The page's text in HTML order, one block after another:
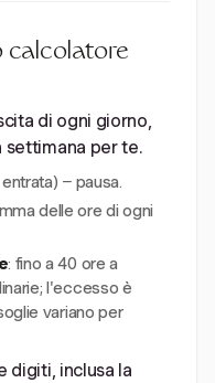
calcolatore
di ogni giorno,
settimana per te.
− pausa.
delle ore di ogni
: fino a 40 ore a
l'eccesso è
variano per
digiti, inclusa la